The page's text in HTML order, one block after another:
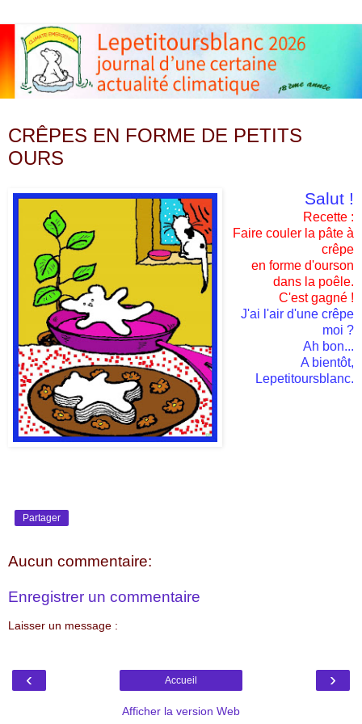
CRÊPES EN FORME DE PETITS
OURS
Salut !
Recette :
Faire couler la pâte à
crêpe
en forme d'ourson
dans la poêle.
C'est gagné !
J'ai l'air d'une crêpe
moi ?
Ah bon...
A bientôt,
Lepetitoursblanc.
Partager
Aucun commentaire:
Enregistrer un commentaire
Laisser un message :
‹ ›
Accueil
Afficher la version Web